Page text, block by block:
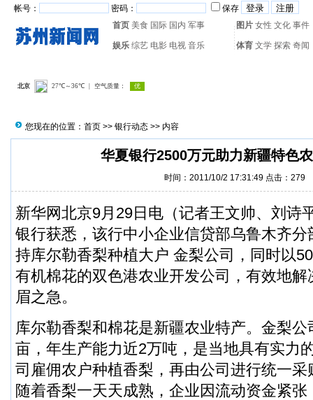
帐号： 密码：
保存
首页 美食 国际 国内 军事 图片 女性 文化 事件
娱乐 综艺 电影 电视 音乐 体育 文学 探索 奇闻
您现在的位置： 首页 >> 银行动态 >> 内容
华夏银行2500万元助力新疆特色
时间：2011/10/2 17:31:49 点击： 279
新华网北京9月29日电（记者王文帅、刘诗
银行获悉，该行中小企业信贷部乌鲁木齐
持库尔勒香梨种植大户 金梨公司，同时以
有机棉花的双色港农业开发公司，有效地
眉之急。
库尔勒香梨和棉花是新疆农业特产。金梨
亩，年生产能力近2万吨，是当地具有实力
司雇佣农户种植香梨，再由公司进行统一
随着香梨一天天成熟，企业因流动资金紧